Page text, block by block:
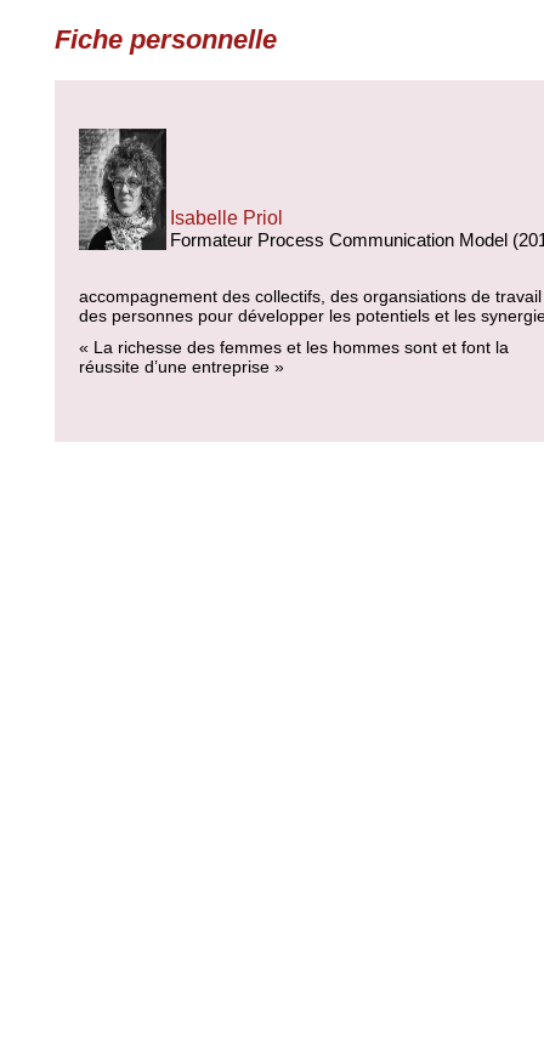
Fiche personnelle
Isabelle Priol
Formateur Process Communication Model
accompagnement des collectifs, des organsiations de
des personnes pour développer les potentiels et les
« La richesse des femmes et les hommes sont et font la
réussite d’une entreprise »